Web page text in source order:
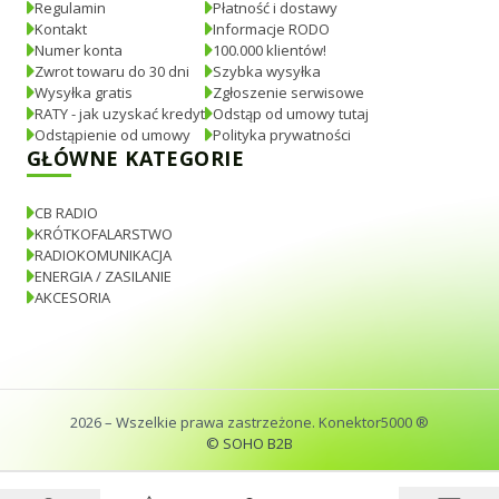
Regulamin
Kontakt
Numer konta
Zwrot towaru do 30 dni
Wysyłka gratis
RATY - jak uzyskać kredyt
Odstąpienie od umowy
Płatność i dostawy
Informacje RODO
100.000 klientów!
Szybka wysyłka
Zgłoszenie serwisowe
Odstąp od umowy tutaj
Polityka prywatności
GŁÓWNE KATEGORIE
CB RADIO
KRÓTKOFALARSTWO
RADIOKOMUNIKACJA
ENERGIA / ZASILANIE
AKCESORIA
2026– Wszelkie prawa zastrzeżone. Konektor5000 ®
© SOHO B2B